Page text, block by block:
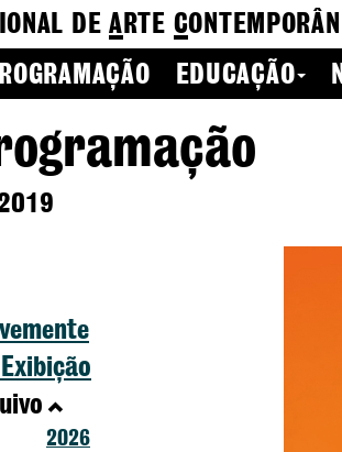
DEA RTE C
EDUCAÇÃO
Exibição
2026